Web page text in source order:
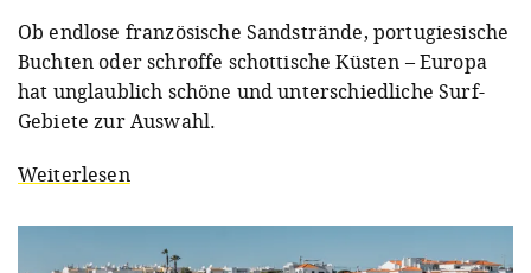
Ob endlose französische Sandstrände, portugiesische
Buchten oder schroffe schottische Küsten – Europa
hat unglaublich schöne und unterschiedliche Surf-
Gebiete zur Auswahl.
Weiterlesen